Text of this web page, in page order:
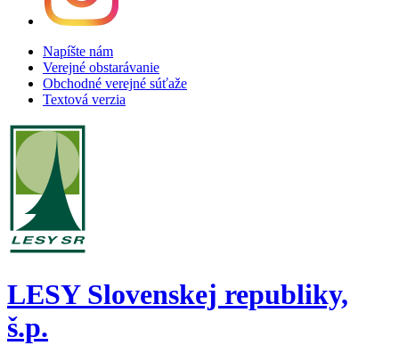
Napíšte nám
Verejné obstarávanie
Obchodné verejné súťaže
Textová verzia
LESY Slovenskej republiky,
š.p.